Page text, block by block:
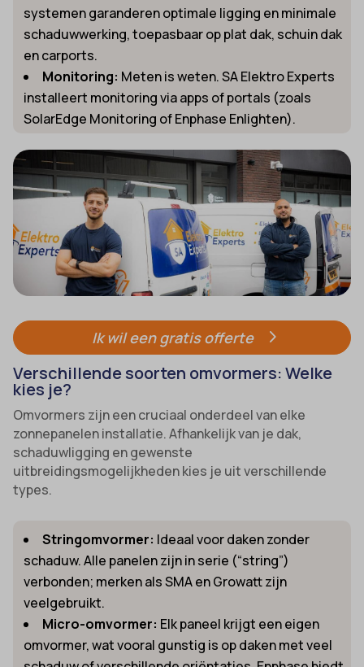
systemen garanderen optimale ligging en minimale
schaduwwerking, toepasbaar op plat dak, schuin dak
en carports.
Monitoring: Meten is weten. SA Elektro Experts
installeert monitoring via apps of portals (zoals
SolarEdge Monitoring of Enphase Enlighten).
Ik wil een gratis offerte
Verschillende soorten omvormers: Welke
kies je?
Omvormers zijn een cruciaal onderdeel van elke
zonnepanelen installatie. Afhankelijk van je dak,
schaduwligging en gewenste
uitbreidingsmogelijkheden kies je uit verschillende
types.
Stringomvormer: Ideaal voor daken zonder
schaduw. Alle panelen zijn in serie (“string”)
verbonden; merken als SMA en Growatt zijn
veelgebruikt.
Micro-omvormer: Elk paneel krijgt een eigen
omvormer, wat vooral gunstig is op daken met veel